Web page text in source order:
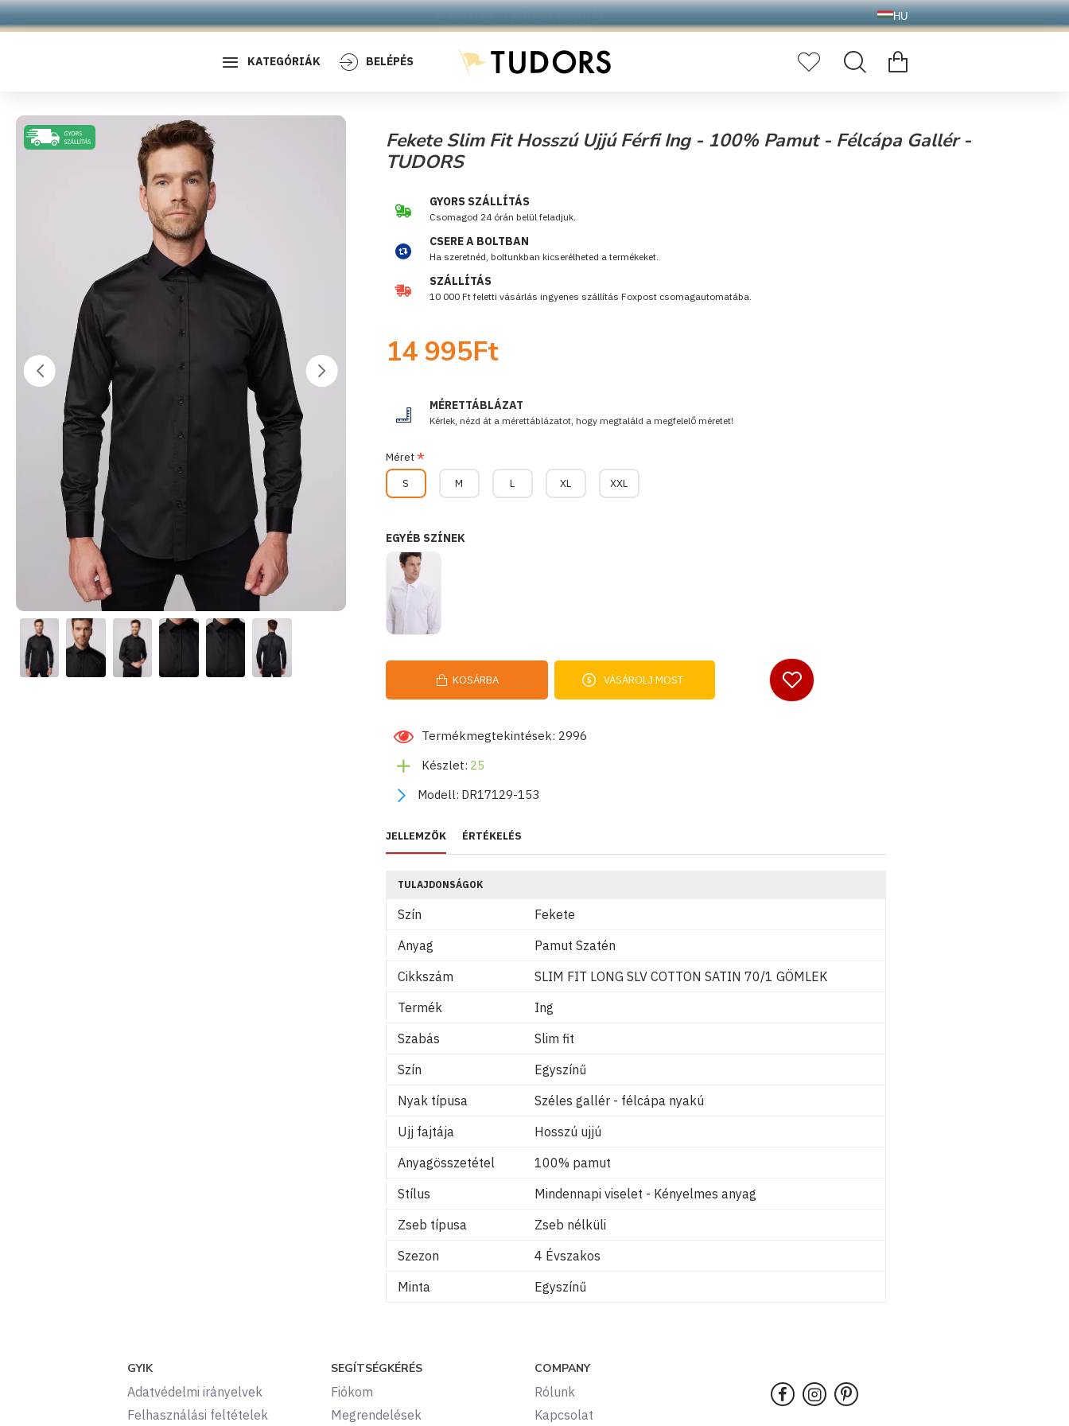
10.000 Ft FELETT INGYENES SZÁLLÍTÁS
FOXPOST CSOMAGAUTOMATÁBA !
KATEGÓRIÁK BELÉPÉS
HU
Fekete Slim Fit Hosszú Ujjú Férfi Ing - 100% Pamut - Félcápa Gallér -
TUDORS
MÉRETTÁBLÁZAT
Kérlek, nézd át a mérettáblázatot, hogy megtaláld a megfelelő méretet!
Készlet: 25
Modell: DR17129-153
Termékmegtekintések: 2996
14 995Ft
Méret
S
M L XL XXL
KOSÁRBA VÁSÁROLJ MOST
EGYÉB SZÍNEK
GYORS SZÁLLÍTÁS
Csomagod 24 órán belül feladjuk.
CSERE A BOLTBAN
Ha szeretnéd, boltunkban kicserélheted a termékeket.
SZÁLLÍTÁS
10 000 Ft feletti vásárlás ingyenes szállítás Foxpost csomagautomatába.
JELLEMZŐK ÉRTÉKELÉS
TULAJDONSÁGOK
Szín
Fekete
Anyag
Pamut Szatén
Cikkszám
SLIM FIT LONG SLV COTTON SATIN 70/1 GÖMLEK
Termék
Ing
Szabás
Slim fit
Szín
Egyszínű
Nyak típusa
Széles gallér - félcápa nyakú
Ujj fajtája
Hosszú ujjú
Anyagösszetétel
100% pamut
Stílus
Mindennapi viselet - Kényelmes anyag
Zseb típusa
Zseb nélküli
Szezon
4 Évszakos
Minta
Egyszínű
GYIK
Adatvédelmi irányelvek
Felhasználási feltételek
SEGÍTSÉGKÉRÉS
Fiókom
Megrendelések
COMPANY
Rólunk
Kapcsolat